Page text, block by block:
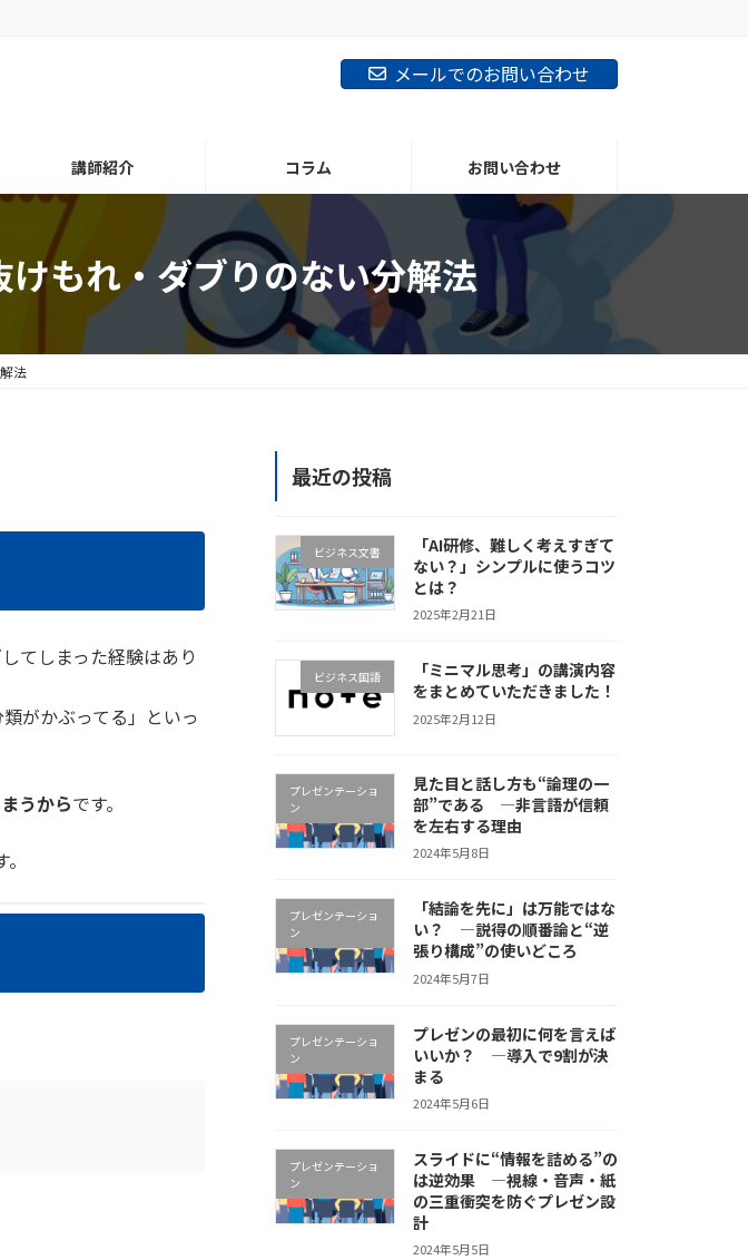
メールでのお問い合わせ
講師紹介 コラム お問い合わせ
もれ・ダブりのない分解法
法
てしまった経験はあり
がかぶってる」といっ
うからです。
最近の投稿
ビジネス文書
「AI研修、難しく考えすぎて
ない？」シンプルに使うコツ
とは？
2025年2月21日
ビジネス国語
「ミニマル思考」の講演内容
をまとめていただきました！
2025年2月12日
プレゼンテーショ
ン
見た目と話し方も“論理の一
部”である ―非言語が信頼
を左右する理由
2024年5月8日
プレゼンテーショ
ン
「結論を先に」は万能ではな
い？ ―説得の順番論と“逆
張り構成”の使いどころ
2024年5月7日
プレゼンテーショ
ン
プレゼンの最初に何を言えば
いいか？ ―導入で9割が決
まる
2024年5月6日
プレゼンテーショ
ン
スライドに“情報を詰める”の
は逆効果 ―視線・音声・紙
の三重衝突を防ぐプレゼン設
計
2024年5月5日